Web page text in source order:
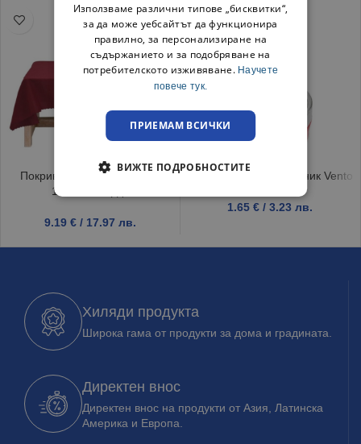
Покривка за маса Тринити
150/220 Бордо
9.19 € / 17.97 лв.
Противоветрен пепелник Vento
1.65 € / 3.23 лв.
Хиляди продукта
Широка гама от продукти за дома и градината.
Директен внос
Директен внос на продукти от Азия, Латинска
Америка и Европа.
Използваме различни типове „бисквитки“,
за да може уебсайтът да функционира
правилно, за персонализиране на
съдържанието и за подобряване на
потребителското изживяване. Научете
повече тук.
ПРИЕМАМ ВСИЧКИ
ВИЖТЕ ПОДРОБНОСТИТЕ